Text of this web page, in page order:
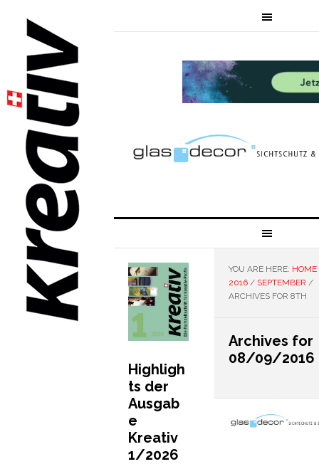
YOU ARE HERE: HOME
2016 / SEPTEMBER /
ARCHIVES FOR 8TH
Archives for
08/09/2016
Highligh
ts der
Ausgab
e
Kreativ
1/2026